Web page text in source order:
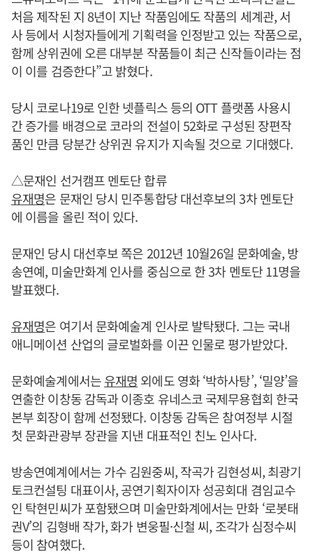
처음 제작된 지 8년이 지난 작품임에도 작품의 세계관, 서
사 등에서 시청자들에게 기획력을 인정받고 있는 작품으로,
함께 상위권에 오른 대부분 작품들이 최근 신작들이라는 점
이 이를 검증한다”고 밝혔다.
당시 코로나19로 인한 넷플릭스 등의 OTT 플랫폼 사용시
간 증가를 배경으로 코라의 전설이 52화로 구성된 장편작
품인 만큼 당분간 상위권 유지가 지속될 것으로 기대했다.
△문재인 선거캠프 멘토단 합류
유재명은 문재인 당시 민주통합당 대선후보의 3차 멘토단
에 이름을 올린 적이 있다.
문재인 당시 대선후보 쪽은 2012년 10월26일 문화예술, 방
송연예, 미술만화계 인사를 중심으로 한 3차 멘토단 11명을
발표했다.
유재명은 여기서 문화예술계 인사로 발탁됐다. 그는 국내
애니메이션 산업의 글로벌화를 이끈 인물로 평가받았다.
문화예술계에서는유재명 외에도 영화 ‘박하사탕’, ‘밀양’을
연출한 이창동 감독과 이종호 유네스코 국제무용협회 한국
본부 회장이 함께 선정됐다. 이창동 감독은 참여정부 시절
첫 문화관광부 장관을 지낸 대표적인 친노 인사다.
방송연예계에서는 가수 김원중씨, 작곡가 김현성씨, 최광기
토크컨설팅 대표이사, 공연기획자이자 성공회대 겸임교수
인 탁현민씨가 포함됐으며 미술만화계에서는 만화 ‘로봇태
권V’의 김형배 작가, 화가 변웅필·신철 씨, 조각가 심정수씨
등이 참여했다.